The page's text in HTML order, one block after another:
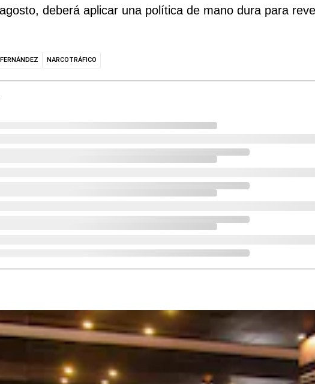
deberá aplicar una política de mano dura para
NARCOTRÁFICO